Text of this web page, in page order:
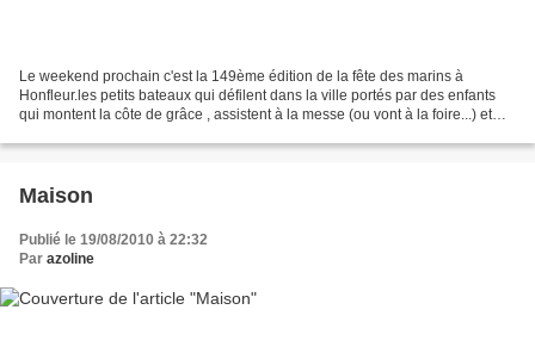
Le weekend prochain c'est la 149ème édition de la fête des marins à
Honfleur.les petits bateaux qui défilent dans la ville portés par des enfants
qui montent la côte de grâce , assistent à la messe (ou vont à la foire...) et
Maison
Publié le 19/08/2010 à 22:32
Par azoline